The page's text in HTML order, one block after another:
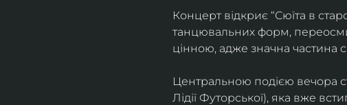
Концерт відкриє “Сюїта в
танцювальних форм,
цінною, адже значна частина
Центральною подією вечора
Лідії Футорської), яка вже